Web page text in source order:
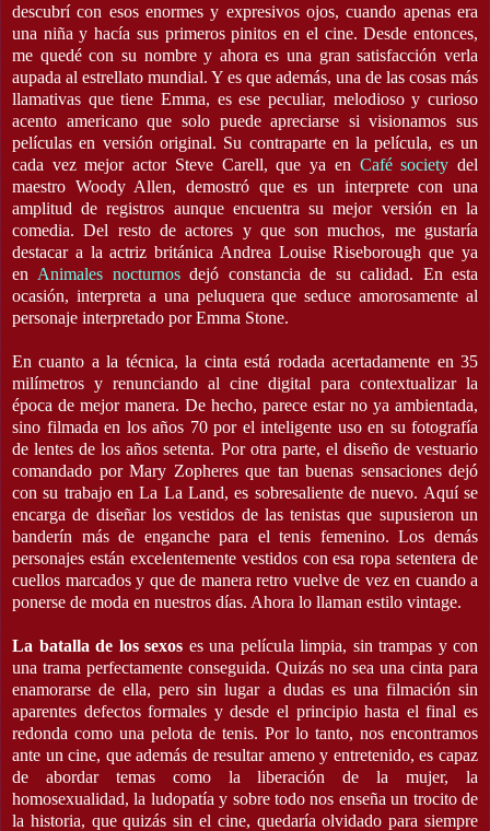
descubrí con esos enormes y expresivos ojos, cuando apenas era
una niña y hacía sus primeros pinitos en el cine. Desde entonces,
me quedé con su nombre y ahora es una gran satisfacción verla
aupada al estrellato mundial. Y es que además, una de las cosas más
llamativas que tiene Emma, es ese peculiar, melodioso y curioso
acento americano que solo puede apreciarse si visionamos sus
películas en versión original. Su contraparte en la película, es un
cada vez mejor actor Steve Carell, que ya en Café society del
maestro Woody Allen, demostró que es un interprete con una
amplitud de registros aunque encuentra su mejor versión en la
comedia. Del resto de actores y que son muchos, me gustaría
destacar a la actriz británica Andrea Louise Riseborough que ya
en Animales nocturnosdejó constancia de su calidad. En esta
ocasión, interpreta a una peluquera que seduce amorosamente al
personaje interpretado por Emma Stone.
En cuanto a la técnica, la cinta está rodada acertadamente en 35
milímetros y renunciando al cine digital para contextualizar la
época de mejor manera. De hecho, parece estar no ya ambientada,
sino filmada en los años 70 por el inteligente uso en su fotografía
de lentes de los años setenta. Por otra parte, el diseño de vestuario
comandado por Mary Zopheres que tan buenas sensaciones dejó
con su trabajo en La La Land, es sobresaliente de nuevo. Aquí se
encarga de diseñar los vestidos de las tenistas que supusieron un
banderín más de enganche para el tenis femenino. Los demás
personajes están excelentemente vestidos con esa ropa setentera de
cuellos marcados y que de manera retro vuelve de vez en cuando a
ponerse de moda en nuestros días. Ahora lo llaman estilo vintage.
La batalla de los sexos es una película limpia, sin trampas y con
una trama perfectamente conseguida. Quizás no sea una cinta para
enamorarse de ella, pero sin lugar a dudas es una filmación sin
aparentes defectos formales y desde el principio hasta el final es
redonda como una pelota de tenis. Por lo tanto, nos encontramos
ante un cine, que además de resultar ameno y entretenido, es capaz
de abordar temas como la liberación de la mujer, la
homosexualidad, la ludopatía y sobre todo nos enseña un trocito de
la historia, que quizás sin el cine, quedaría olvidado para siempre